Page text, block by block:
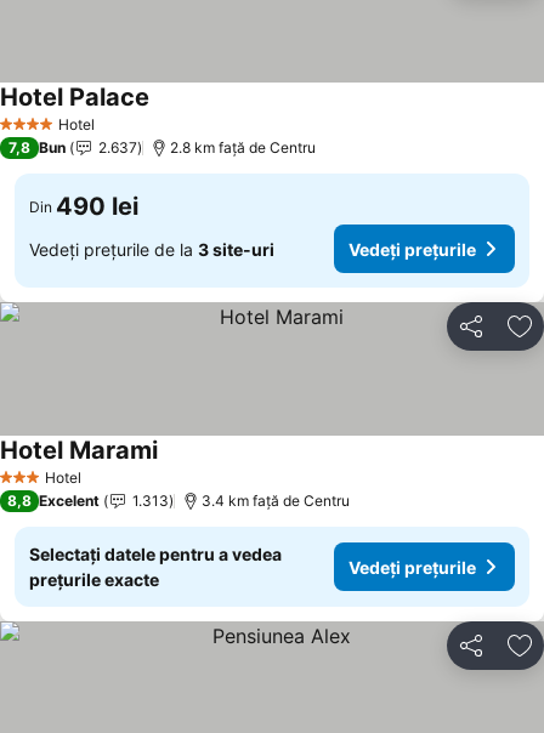
4 Stele Hotel
Hotel Palace
7,8 Bun 2.637 2.8 km faţă de Centru
Din 490 lei
Vedeți prețurile de la 3 site-uri Vedeți prețurile
Distribuiți
3 SteleHotel
Hotel Marami
8,8 Excelent 1.313 3.4 km faţă de Centru
Selectați datele pentru a vedea
prețurile exacte
Vedeți prețurile
Distribuiți